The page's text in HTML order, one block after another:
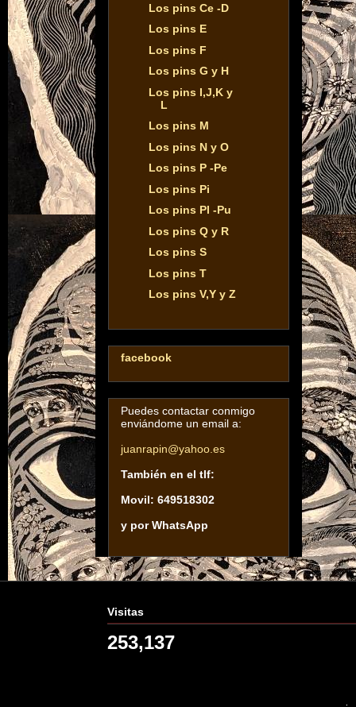
Los pins Ce -D
Los pins E
Los pins F
Los pins G y H
Los pins I,J,K y
L
Los pins M
Los pins N y O
Los pins P -Pe
Los pins Pi
Los pins Pl -Pu
Los pins Q y R
Los pins S
Los pins T
Los pins V,Y y Z
facebook
Puedes contactar conmigo
enviándome un email a:
juanrapin@yahoo.es
También en el tlf:
Movil: 649518302
y por WhatsApp
Visitas
253,137